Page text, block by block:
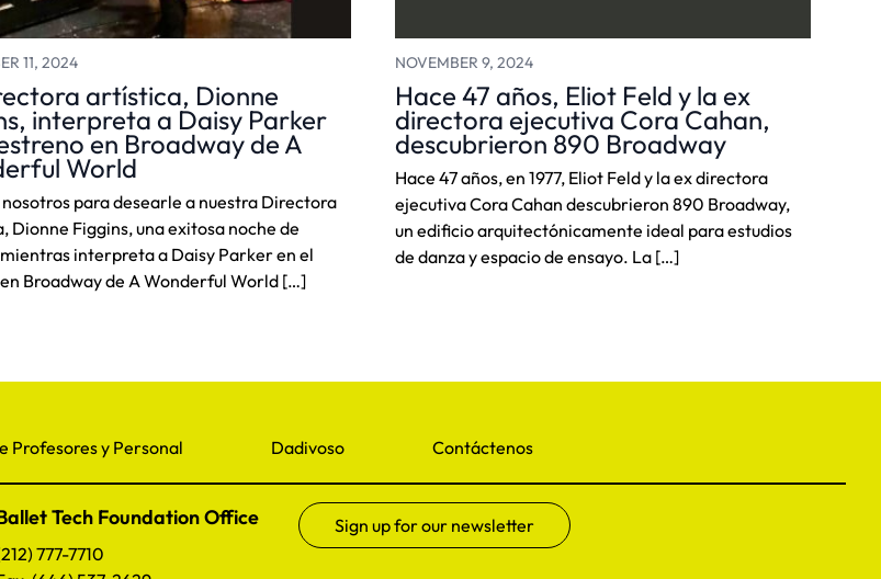
11, 2024
artística, Dionne
interpreta a Daisy Parker
en Broadway de A
World
nosotros para desearle a nuestra Directora
Dionne Figgins, una exitosa noche de
interpreta a Daisy Parker en el
Broadway de A Wonderful World […]
NOVEMBER 9, 2024
Hace 47 años, Eliot Feld y la ex
directora ejecutiva Cora Cahan,
descubrieron 890 Broadway
Hace 47 años, en 1977, Eliot Feld y la ex directora
ejecutiva Cora Cahan descubrieron 890 Broadway,
un edificio arquitectónicamente ideal para estudios
de danza y espacio de ensayo. La […]
Profesores y Personal Dadivoso Contáctenos
Tech Foundation Office
777-7710
Sign up for our newsletter